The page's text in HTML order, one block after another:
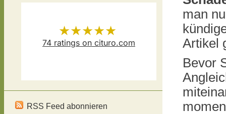
man
Artikel
Bevor
Schösserhas
★★★★★
74 ratings on cituro.com
RSS Feed abonnieren